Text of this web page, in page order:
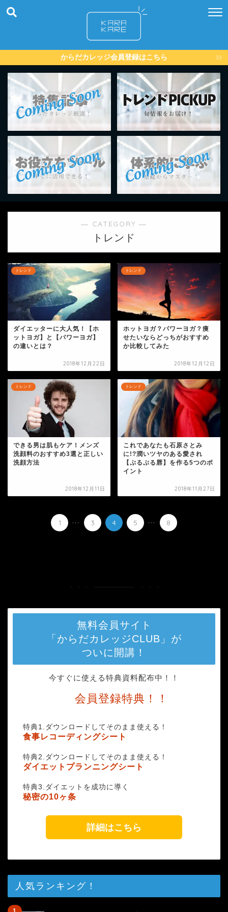
からだカレッジ会員登録はこちら
― CATEGORY ―
トレンド
トレンド
ダイエッターに大人気！【ホ
ットヨガ】と【パワーヨガ】
の違いとは？
2018年12月22日
トレンド
ホットヨガ？パワーヨガ？痩
せたいならどっちがおすすめ
か比較してみた
2018年12月12日
トレンド
できる男は肌もケア！メンズ
洗顔料のおすすめ3選と正しい
洗顔方法
2018年12月11日
トレンド
これであなたも石原さとみ
に!?潤いツヤのある愛され
【ぷるぷる唇】を作る5つのポ
イント
2018年11月27日
1 ... 3 4 5 ... 8
無料会員サイト
「からだカレッジCLUB」が
ついに開講！
今すぐに使える特典資料配布中！！
会員登録特典！！
特典1.ダウンロードしてそのまま使える！
食事レコーディングシート
特典2.ダウンロードしてそのまま使える！
ダイエットプランニングシート
特典3.ダイエットを成功に導く
秘密の10ヶ条
詳細はこちら
人気ランキング！